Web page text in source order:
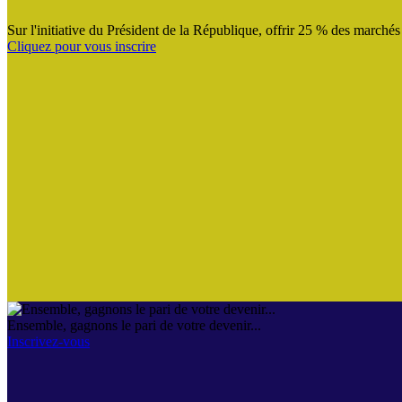
Sur l'initiative du Président de la République, offrir 25 % des
Cliquez pour vous inscrire
Ensemble, gagnons le pari de votre devenir...
Inscrivez-vous